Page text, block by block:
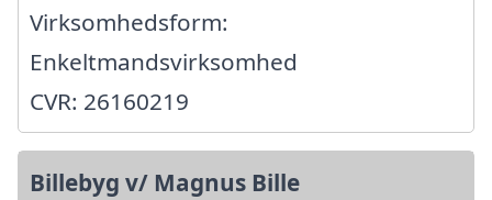
Virksomhedsform:
Enkeltmandsvirksomhed
CVR: 26160219
Billebyg v/ Magnus Bille